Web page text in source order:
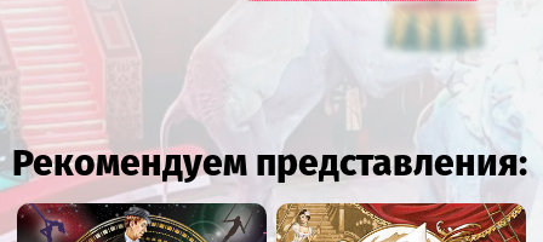
Рекомендуем представления: